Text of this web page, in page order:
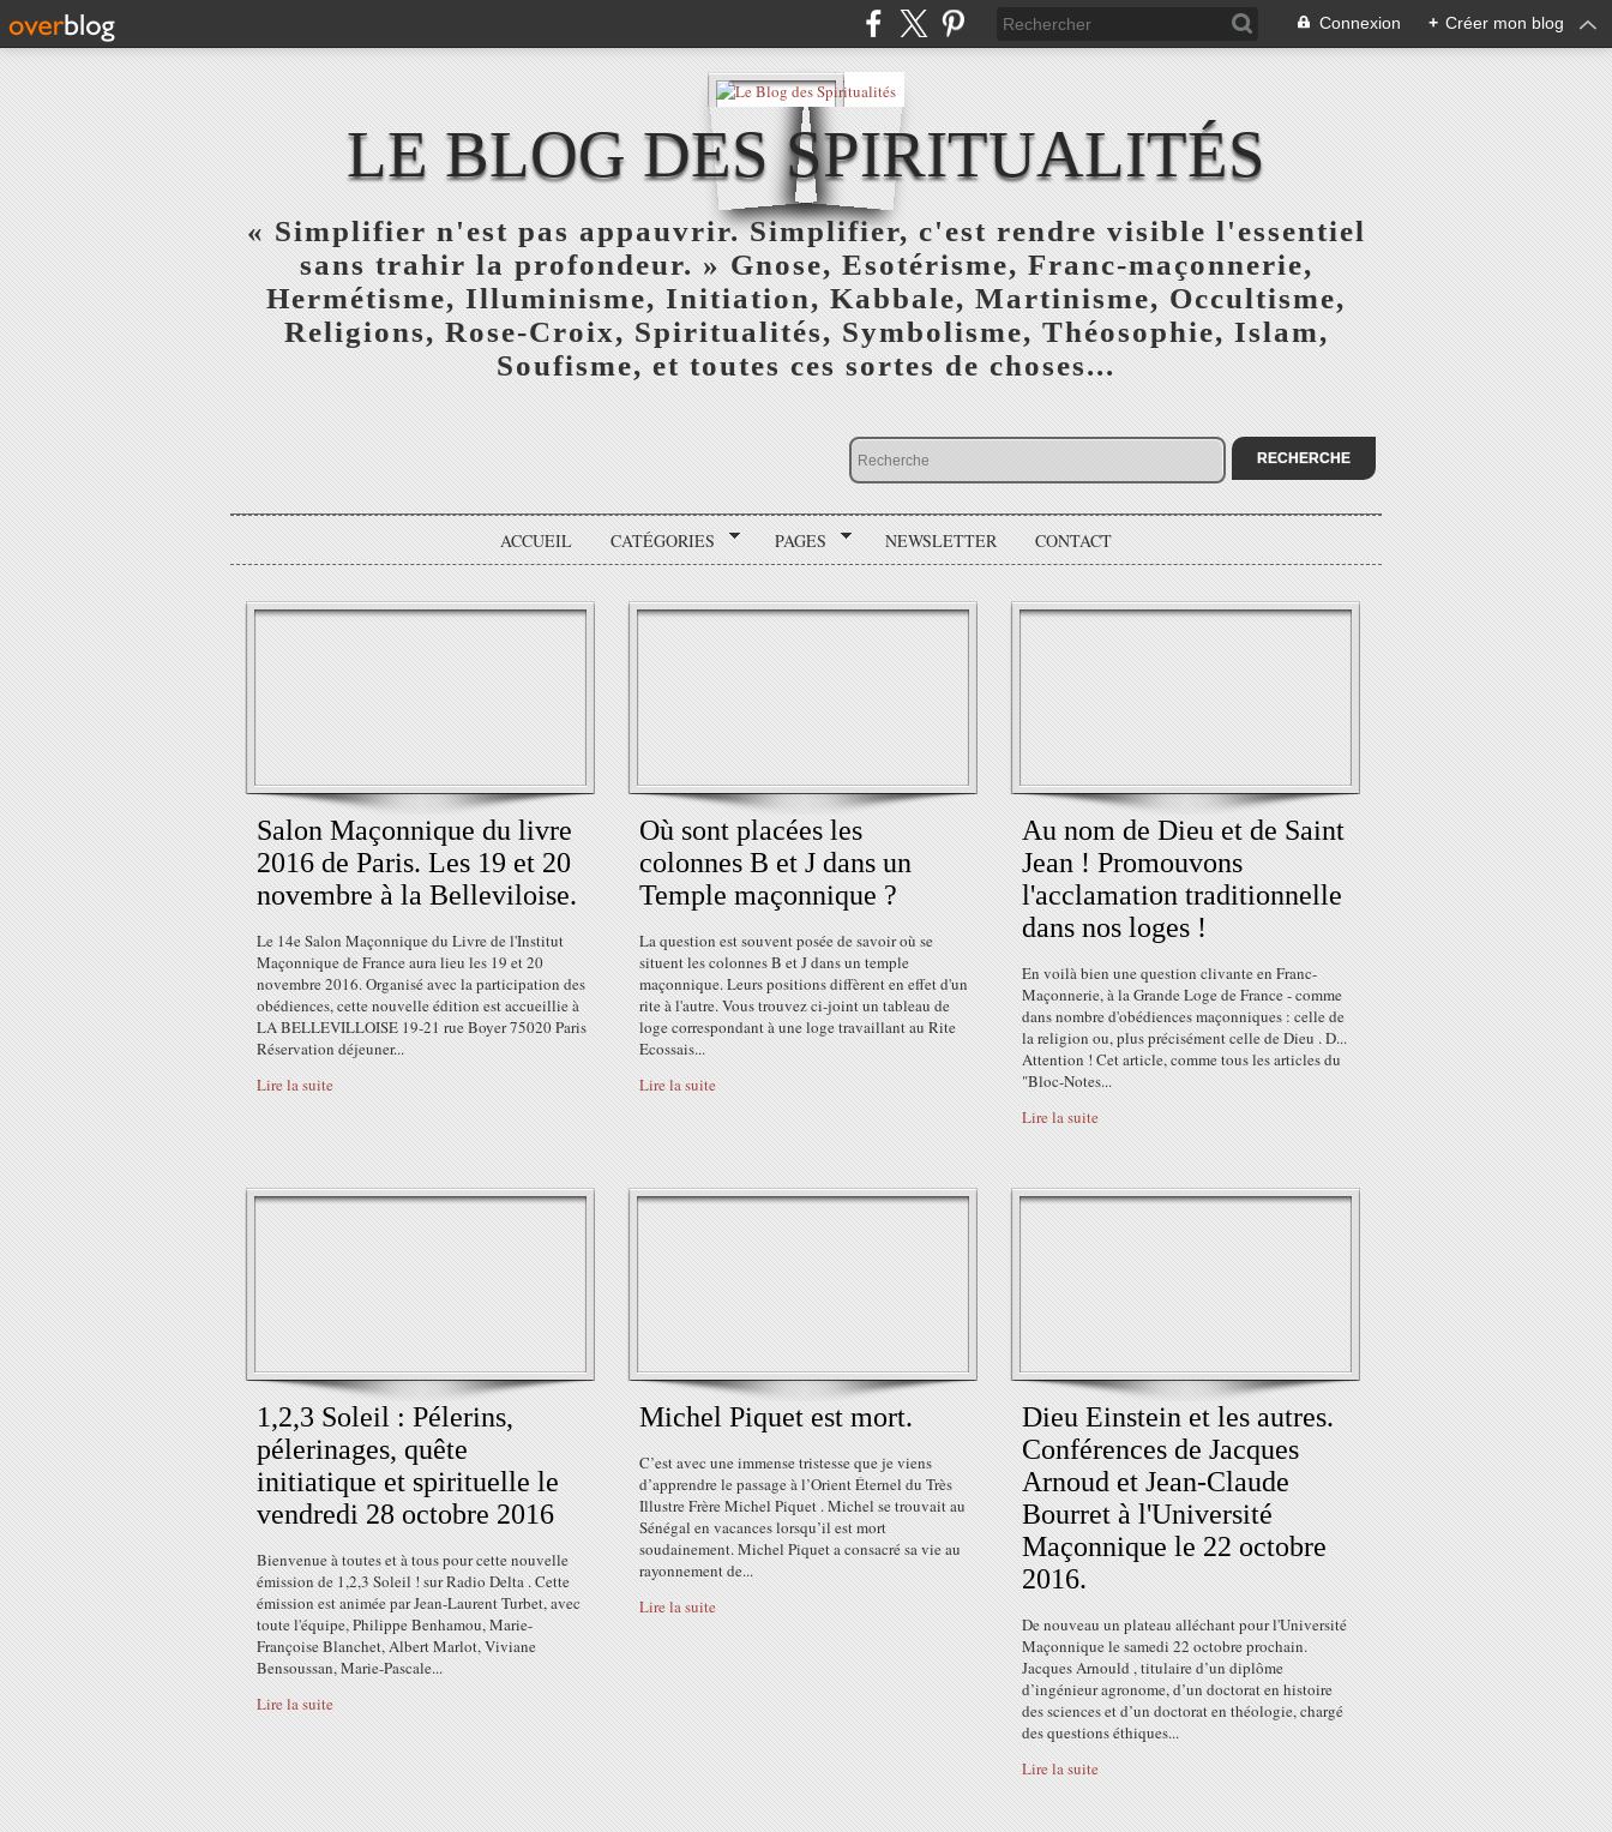
Connexion + Créer mon blog
LE BLOG DES SPIRITUALITÉS
« Simplifier n'est pas appauvrir. Simplifier, c'est rendre visible l'essentiel
sans trahir la profondeur. » Gnose, Esotérisme, Franc-maçonnerie,
Hermétisme, Illuminisme, Initiation, Kabbale, Martinisme, Occultisme,
Religions, Rose-Croix, Spiritualités, Symbolisme, Théosophie, Islam,
Soufisme, et toutes ces sortes de choses...
ACCUEIL CATÉGORIES PAGES NEWSLETTER CONTACT
Salon Maçonnique du livre
2016 de Paris. Les 19 et 20
novembre à la Belleviloise.
Le 14e Salon Maçonnique du Livre de l'Institut
Maçonnique de France aura lieu les 19 et 20
novembre 2016. Organisé avec la participation des
obédiences, cette nouvelle édition est accueillie à
LA BELLEVILLOISE 19-21 rue Boyer 75020 Paris
Réservation déjeuner...
Lire la suite
Où sont placées les
colonnes B et J dans un
Temple maçonnique ?
La question est souvent posée de savoir où se
situent les colonnes B et J dans un temple
maçonnique. Leurs positions diffèrent en effet d'un
rite à l'autre. Vous trouvez ci-joint un tableau de
loge correspondant à une loge travaillant au Rite
Ecossais...
Lire la suite
Au nom de Dieu et de Saint
Jean ! Promouvons
l'acclamation traditionnelle
dans nos loges !
En voilà bien une question clivante en Franc-
Maçonnerie, à la Grande Loge de France - comme
dans nombre d'obédiences maçonniques : celle de
la religion ou, plus précisément celle de Dieu . D...
Attention ! Cet article, comme tous les articles du
"Bloc-Notes...
Lire la suite
1,2,3 Soleil : Pélerins,
pélerinages, quête
initiatique et spirituelle le
vendredi 28 octobre 2016
Bienvenue à toutes et à tous pour cette nouvelle
émission de 1,2,3 Soleil ! sur Radio Delta . Cette
émission est animée par Jean-Laurent Turbet, avec
toute l'équipe, Philippe Benhamou, Marie-
Françoise Blanchet, Albert Marlot, Viviane
Bensoussan, Marie-Pascale...
Lire la suite
Michel Piquet est mort.
C’est avec une immense tristesse que je viens
d’apprendre le passage à l’Orient Éternel du Très
Illustre Frère Michel Piquet . Michel se trouvait au
Sénégal en vacances lorsqu’il est mort
soudainement. Michel Piquet a consacré sa vie au
rayonnement de...
Lire la suite
Dieu Einstein et les autres.
Conférences de Jacques
Arnoud et Jean-Claude
Bourret à l'Université
Maçonnique le 22 octobre
2016.
De nouveau un plateau alléchant pour l'Université
Maçonnique le samedi 22 octobre prochain.
Jacques Arnould , titulaire d’un diplôme
d’ingénieur agronome, d’un doctorat en histoire
des sciences et d’un doctorat en théologie, chargé
des questions éthiques...
Lire la suite